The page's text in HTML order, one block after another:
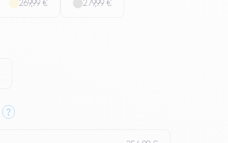
269,99 € 279,99 €
?